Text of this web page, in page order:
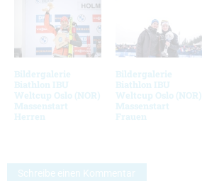
Bildergalerie
Biathlon IBU
Weltcup Oslo (NOR)
Massenstart
Herren
Bildergalerie
Biathlon IBU
Weltcup Oslo (NOR)
Massenstart
Frauen
Schreibe einen Kommentar